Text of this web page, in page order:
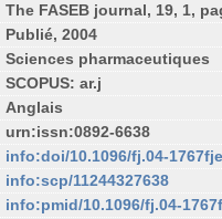
The FASEB journal, 19, 1,
Publié, 2004
Sciences pharmaceutiques
SCOPUS: ar.j
Anglais
urn:issn:0892-6638
info:doi/10.1096/fj.04-1767fje
info:scp/11244327638
info:pmid/10.1096/fj.04-